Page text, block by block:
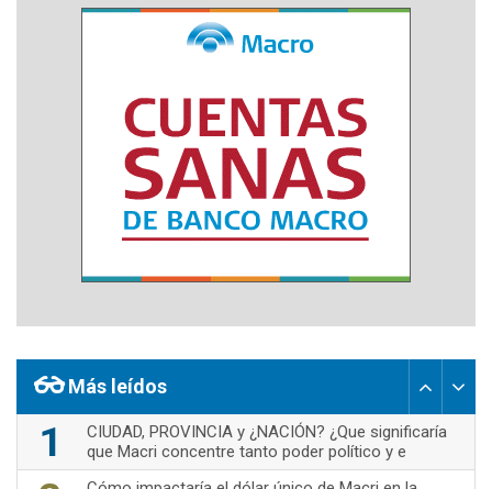
Más leídos
1
CIUDAD, PROVINCIA y ¿NACIÓN? ¿Que significaría
que Macri concentre tanto poder político y e